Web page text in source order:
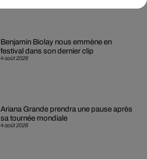
4 août 2026
Benjamin Biolay nous emmène en
festival dans son dernier clip
4 août 2026
Ariana Grande prendra une pause après
sa tournée mondiale